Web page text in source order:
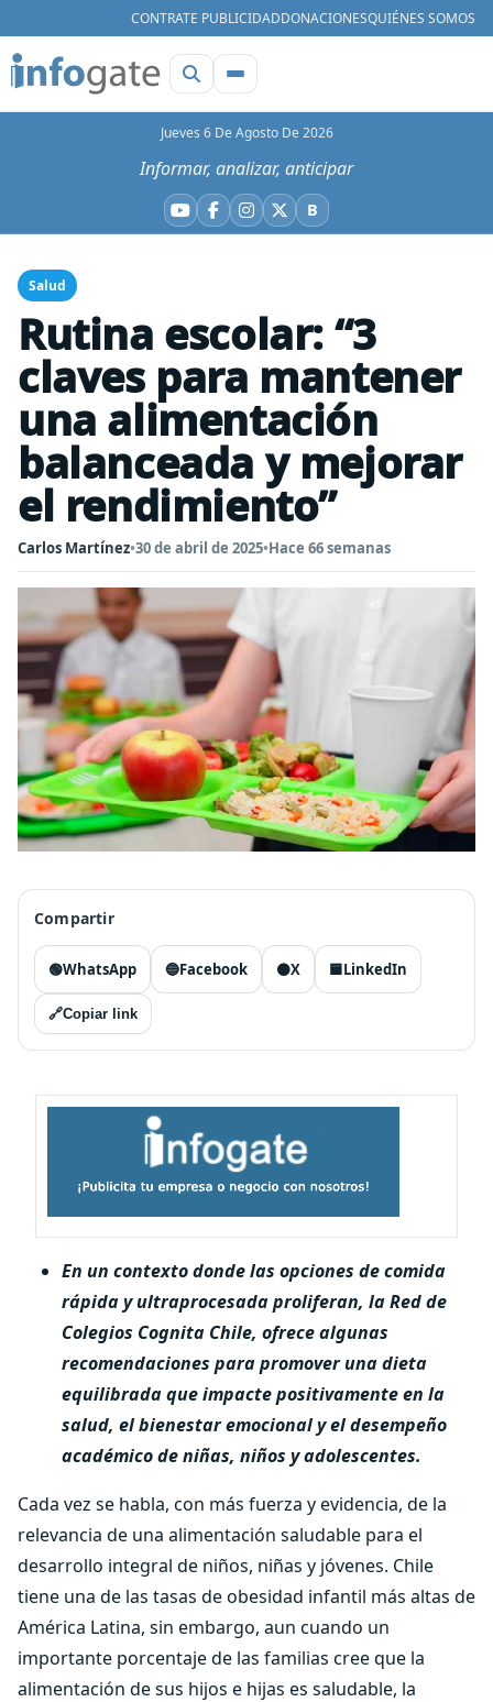
CONTRATE PUBLICIDADDONACIONESQUIÉNES SOMOS
Jueves 6 De Agosto De 2026
Informar, analizar, anticipar
YouTube
Facebook
Instagram
X BBluesky
Salud
Rutina escolar: “3
claves para mantener
una alimentación
balanceada y mejorar
el rendimiento”
Carlos Martínez•30 de abril de 2025•Hace 66 semanas
Compartir
🟢WhatsApp 🔵Facebook ⚫X 🟦LinkedIn
🔗Copiar link
En un contexto donde las opciones de comida
rápida y ultraprocesada proliferan, la Red de
Colegios Cognita Chile, ofrece algunas
recomendaciones para promover una dieta
equilibrada que impacte positivamente en la
salud, el bienestar emocional y el desempeño
académico de niñas, niños y adolescentes.
Cada vez se habla, con más fuerza y evidencia, de la
relevancia de una alimentación saludable para el
desarrollo integral de niños, niñas y jóvenes. Chile
tiene una de las tasas de obesidad infantil más altas de
América Latina, sin embargo, aun cuando un
importante porcentaje de las familias cree que la
alimentación de sus hijos e hijas es saludable, la